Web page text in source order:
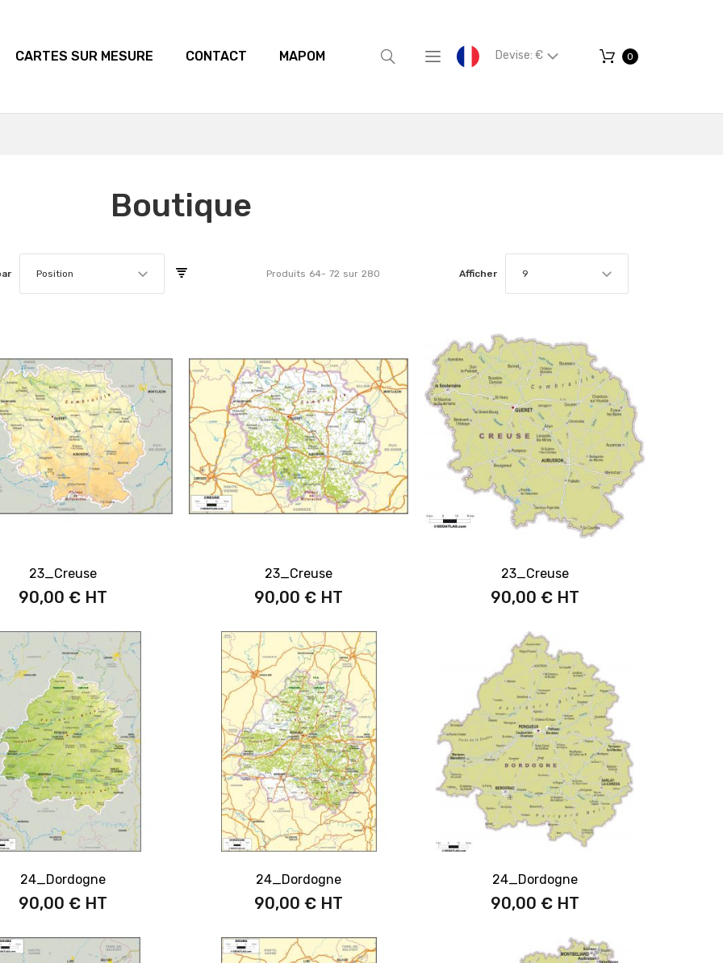
CARTES SUR MESURE CONTACT MAPOM Devise: € 0
Boutique
Position Produits 64- 72 sur 280 Afficher 9
23_Creuse
90,00 €
23_Creuse
90,00 €
23_Creuse
90,00 €
24_Dordogne
90,00 €
24_Dordogne
90,00 €
24_Dordogne
90,00 €